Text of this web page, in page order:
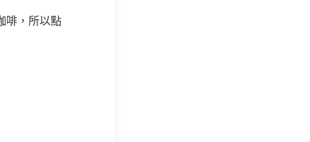
啡，所以點